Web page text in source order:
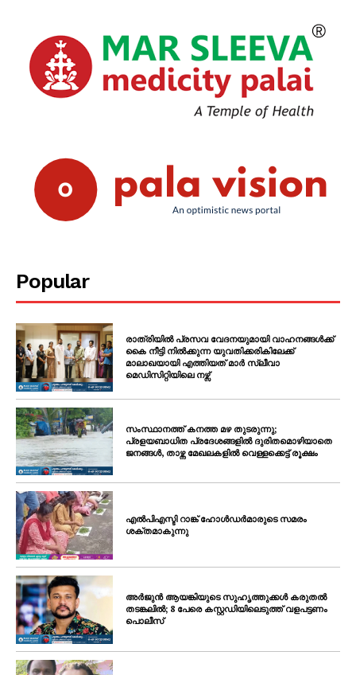
PALA VISION
Subscription Plans
My account
Grievance Redressal
Popular
രാത്രിയിൽ പ്രസവ വേദനയുമായി വാഹനങ്ങൾക്ക്
കൈ നീട്ടി നിൽക്കുന്ന യുവതിക്കരികിലേക്ക്
മാലാഖയായി എത്തിയത് മാർ സ്ലീവാ
മെഡിസിറ്റിയിലെ നഴ്സ്
സംസ്ഥാനത്ത് കനത്ത മഴ തുടരുന്നു;
പ്രളയബാധിത പ്രദേശങ്ങളിൽ ദുരിതമൊഴിയാതെ
ജനങ്ങൾ, താഴ്ന്ന മേഖലകളിൽ വെള്ളക്കെട്ട് രൂക്ഷം
എൽപിഎസ്ടി റാങ്ക് ഹോൾഡർമാരുടെ സമരം
ശക്തമാകുന്നു
അർജുൻ ആയങ്കിയുടെ സുഹൃത്തുക്കൾ കരുതൽ
തടങ്കലിൽ; 8 പേരെ കസ്റ്റഡിയിലെടുത്ത് വളപട്ടണം
പൊലീസ്